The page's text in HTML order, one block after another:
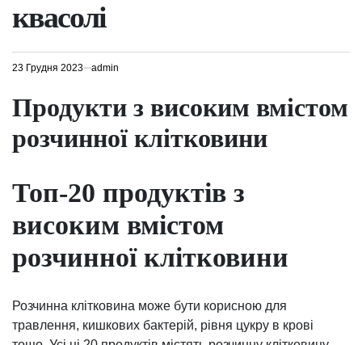
квасолі
23 Грудня 2023 admin
Продукти з високим вмістом
розчинної клітковини
Топ-20 продуктів з
високим вмістом
розчинної клітковини
Розчинна клітковина може бути корисною для
травлення, кишкових бактерій, рівня цукру в крові